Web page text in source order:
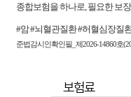
종합보험을 하나로, 필요한 보
#암 #뇌혈관질환 #허혈심장질
준법감시인확인필_제2026-14860호
보험료